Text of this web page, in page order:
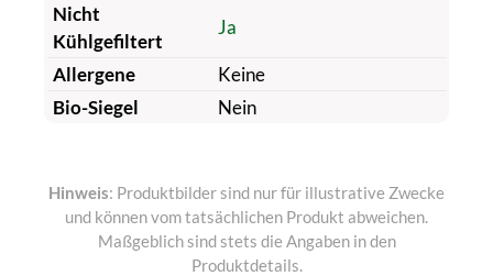
Nicht
Kühlgefiltert
Ja
Allergene
Keine
Bio-Siegel
Nein
Hinweis: Produktbilder sind nur für illustrative Zwecke
und können vom tatsächlichen Produkt abweichen.
Maßgeblich sind stets die Angaben in den
Produktdetails.